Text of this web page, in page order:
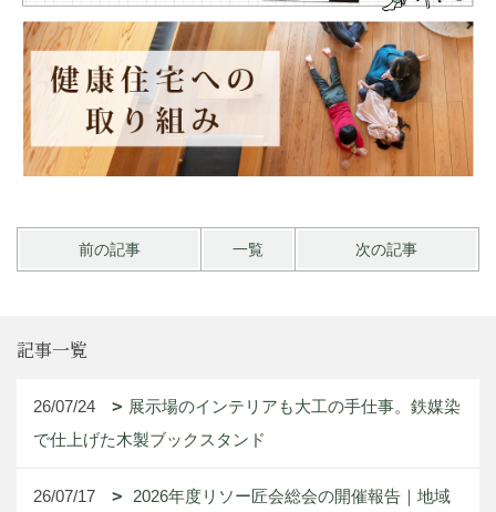
前の記事 一覧 次の記事
記事一覧
26/07/24
展示場のインテリアも大工の手仕事。鉄媒染
で仕上げた木製ブックスタンド
26/07/17
2026年度リソー匠会総会の開催報告｜地域